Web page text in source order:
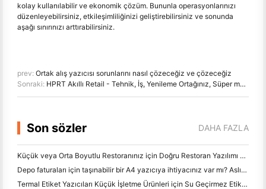
kolay kullanılabilir ve ekonomik çözüm. Bununla operasyonlarınızı
düzenleyebilirsiniz, etkileşimliliğinizi geliştirebilirsiniz ve sonunda
aşağı sınırınızı arttırabilirsiniz.
prev: Ortak alış yazıcısı sorunlarını nasıl çözeceğiz ve çözeceğiz
Sonraki: HPRT Akıllı Retail - Tehnik, İş, Yenileme Ortağınız, Süper marketlerin değiştirmesi
Son sözler DAHA FAZLA
Küçük veya Orta Boyutlu Restoranınız için Doğru Restoran Yazılımı Nasıl Seçilir
Depo faturaları için taşınabilir bir A4 yazıcıya ihtiyacınız var mı? Aslında ne çalışır
Termal Etiket Yazıcıları Küçük İşletme Ürünleri için Su Geçirmez Etiketler Yapabilir mi?